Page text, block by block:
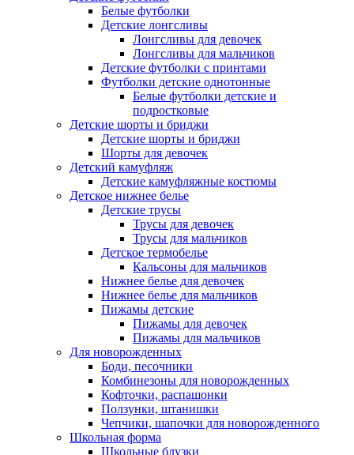
Белые футболки
Детские лонгсливы
Лонгсливы для девочек
Лонгсливы для мальчиков
Детские футболки с принтами
Футболки детские однотонные
Белые футболки детские и
подростковые
Детские шорты и бриджи
Детские шорты и бриджи
Шорты для девочек
Детский камуфляж
Детские камуфляжные костюмы
Детское нижнее белье
Детские трусы
Трусы для девочек
Трусы для мальчиков
Детское термобелье
Кальсоны для мальчиков
Нижнее белье для девочек
Нижнее белье для мальчиков
Пижамы детские
Пижамы для девочек
Пижамы для мальчиков
Для новорожденных
Боди, песочники
Комбинезоны для новорожденных
Кофточки, распашонки
Ползунки, штанишки
Чепчики, шапочки для новорожденного
Школьная форма
Школьные блузки